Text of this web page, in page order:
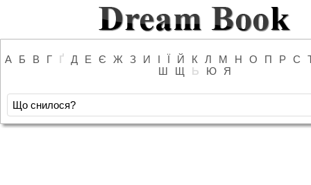
А Б В Г Ґ Д Е Є Ж З И І Ї Й К Л М Н О П Р С
Ш
Щ Ь Ю Я